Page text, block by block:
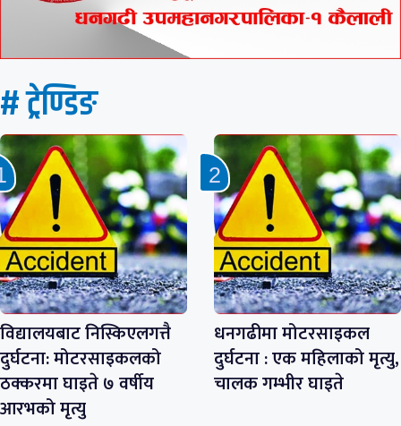
# ट्रेण्डिङ
विद्यालयबाट निस्किएलगत्तै
दुर्घटना: मोटरसाइकलको
ठक्करमा घाइते ७ वर्षीय
आरभको मृत्यु
धनगढीमा मोटरसाइकल
दुर्घटना : एक महिलाको मृत्यु,
चालक गम्भीर घाइते